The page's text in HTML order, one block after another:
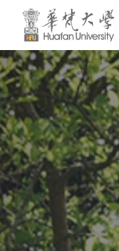
跳到頁面主要內容區